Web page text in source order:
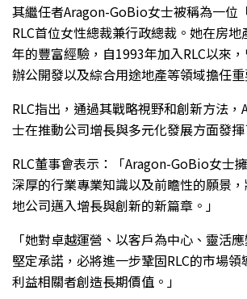
其繼任者Aragon-GoBio女士被稱為一位
RLC首位女性總裁兼行政總裁。她在房
年的豐富經驗，自1993年加入RLC以來
辦公開發以及綜合用途地產等領域擔任重
RLC指出，通過其戰略視野和創新方法
士在推動公司增長與多元化發展方面發揮
RLC董事會表示：「Aragon-GoBio女士
深厚的行業專業知識以及前瞻性的願景
地公司邁入增長與創新的新篇章。」
「她對卓越運營、以客戶為中心、靈活
堅定承諾，必將進一步鞏固RLC的市場
利益相關者創造長期價值。」